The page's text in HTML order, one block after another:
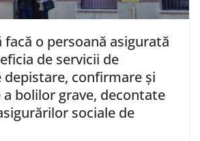
facă o persoană asigurată
de servicii de
depistare, confirmare și
bolilor grave, decontate
sociale de